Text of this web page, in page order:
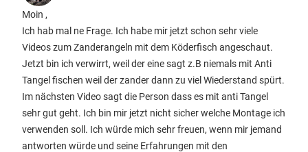
Moin ,
Ich hab mal ne Frage. Ich habe mir jetzt schon sehr viele
Videos zum Zanderangeln mit dem Köderfisch angeschaut.
Jetzt bin ich verwirrt, weil der eine sagt z.B niemals mit Anti
Tangel fischen weil der zander dann zu viel Wiederstand spürt.
Im nächsten Video sagt die Person dass es mit anti Tangel
sehr gut geht. Ich bin mir jetzt nicht sicher welche Montage ich
verwenden soll. Ich würde mich sehr freuen, wenn mir jemand
antworten würde und seine Erfahrungen mit den